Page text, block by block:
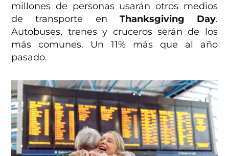
millones de personas usarán otros medios
de transporte en Thanksgiving Day.
Autobuses, trenes y cruceros serán de los
más comunes. Un 11% más que al año
pasado.